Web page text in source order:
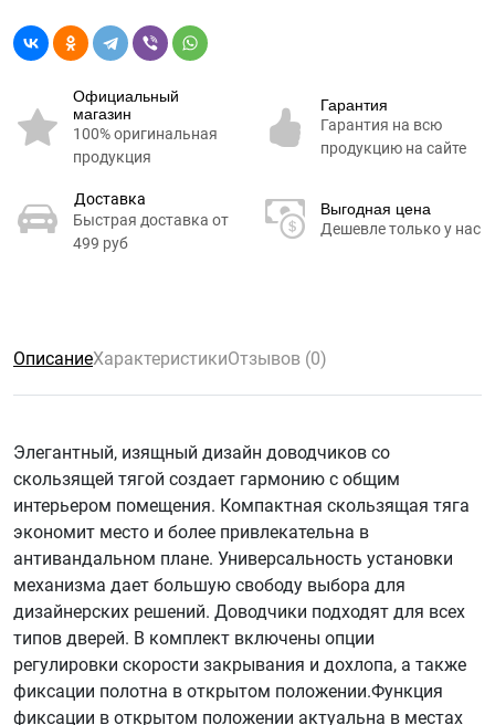
Официальный
магазин
100% оригинальная
продукция
Гарантия
Гарантия на всю
продукцию на сайте
Доставка
Быстрая доставка от
499 руб
Выгодная цена
Дешевле только у нас
ОписаниеХарактеристикиОтзывов (0)
Элегантный, изящный дизайн доводчиков со
скользящей тягой создает гармонию с общим
интерьером помещения. Компактная скользящая тяга
экономит место и более привлекательна в
антивандальном плане. Универсальность установки
механизма дает большую свободу выбора для
дизайнерских решений. Доводчики подходят для всех
типов дверей. В комплект включены опции
регулировки скорости закрывания и дохлопа, а также
фиксации полотна в открытом положении.Функция
фиксации в открытом положении актуальна в местах